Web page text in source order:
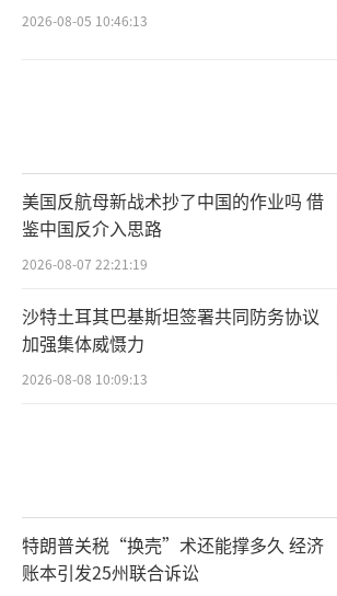
2026-08-05 10:46:13
美国反航母新战术抄了中国的作业吗 借
鉴中国反介入思路
2026-08-07 22:21:19
沙特土耳其巴基斯坦签署共同防务协议
加强集体威慑力
2026-08-08 10:09:13
特朗普关税“换壳”术还能撑多久 经济
账本引发25州联合诉讼